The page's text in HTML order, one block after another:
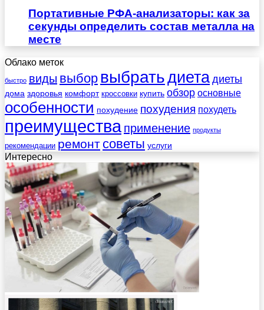
Портативные РФА-анализаторы: как за
секунды определить состав металла на
месте
Облако меток
быстро виды выбор выбратьдиета диеты
дома здоровья комфорт кроссовки купить обзор основные
особенности похудение похудения похудеть
преимущества применение продукты
рекомендации ремонт советы услуги
Интересно